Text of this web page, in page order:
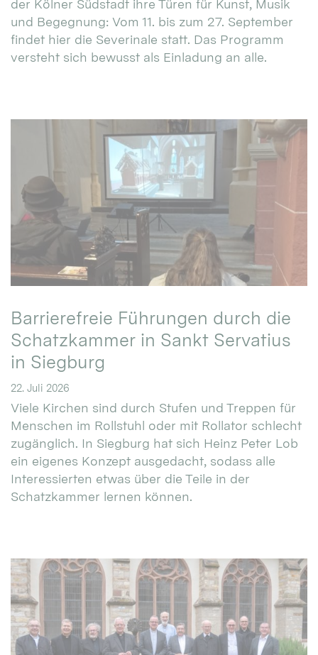
der Kölner Südstadt ihre Türen für Kunst, Musik
und Begegnung: Vom 11. bis zum 27. September
findet hier die Severinale statt. Das Programm
versteht sich bewusst als Einladung an alle.
Barrierefreie Führungen durch die
Schatzkammer in Sankt Servatius
in Siegburg
22. Juli 2026
Viele Kirchen sind durch Stufen und Treppen für
Menschen im Rollstuhl oder mit Rollator schlecht
zugänglich. In Siegburg hat sich Heinz Peter Lob
ein eigenes Konzept ausgedacht, sodass alle
Interessierten etwas über die Teile in der
Schatzkammer lernen können.